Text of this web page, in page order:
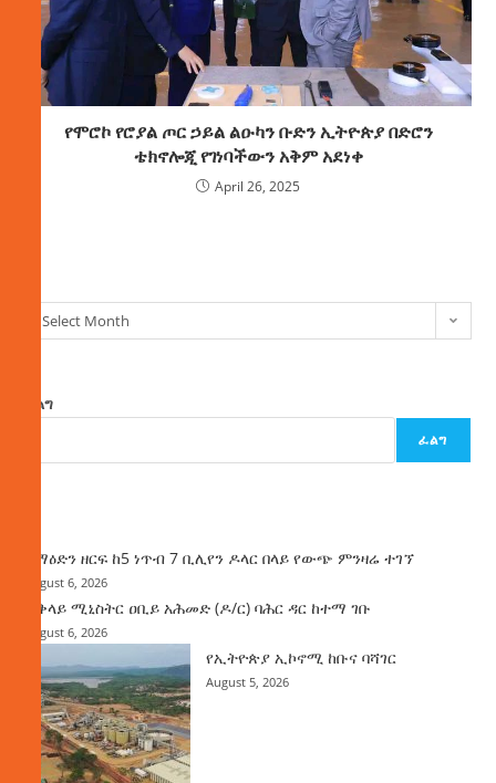
የሞሮኮ የሮያል ጦር ኃይል ልዑካን ቡድን ኢትዮጵያ በድሮን
ቴክኖሎጂ የገነባችውን አቅም አደነቀ
April 26, 2025
Select Month
ፈልግ
ፈልግ
ከማዕድን ዘርፍ ከ5 ነጥብ 7 ቢሊየን ዶላር በላይ የውጭ ምንዛሬ ተገኘ
August 6, 2026
ጠቅላይ ሚኒስትር ዐቢይ አሕመድ (ዶ/ር) ባሕር ዳር ከተማ ገቡ
August 6, 2026
የኢትዮጵያ ኢኮኖሚ ከቡና ባሻገር
August 5, 2026